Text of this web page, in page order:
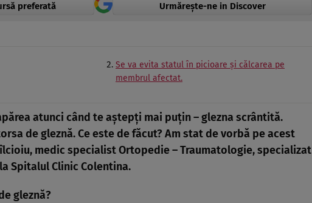
preferată Urmărește-ne in Discover
Se va evita statul în picioare şi călcarea pe
membrul afectat.
atunci când te aştepţi mai puţin – glezna scrântită.
de gleznă. Ce este de făcut? Am stat de vorbă pe acest
medic specialist Ortopedie – Traumatologie,specializat
Spitalul Clinic Colentina.
gleznă?